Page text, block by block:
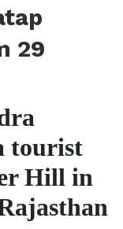
29
tourist
Hill in